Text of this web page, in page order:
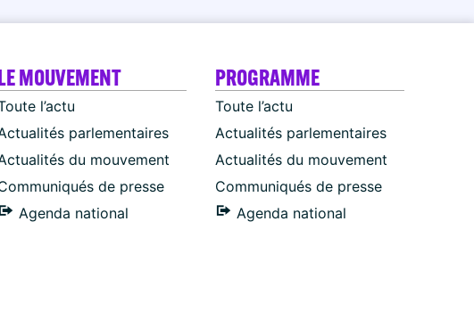
MOUVEMENT
l’actu
parlementaires
du mouvement
de presse
Agenda national
PROGRAMME
Toute l’actu
Actualités parlementaires
Actualités du mouvement
Communiqués de presse
Agenda national